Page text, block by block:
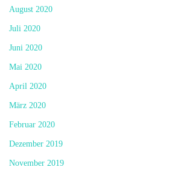
August 2020
Juli 2020
Juni 2020
Mai 2020
April 2020
März 2020
Februar 2020
Dezember 2019
November 2019